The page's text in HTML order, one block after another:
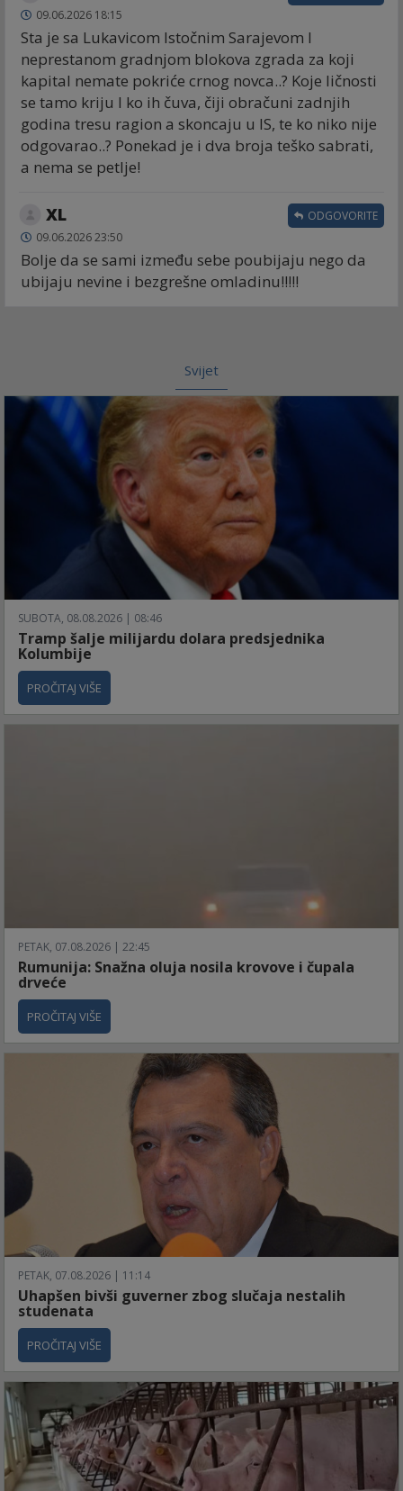
09.06.2026 18:15
Sta je sa Lukavicom Istočnim Sarajevom I
neprestanom gradnjom blokova zgrada za koji
kapital nemate pokriće crnog novca..? Koje ličnosti
se tamo kriju I ko ih čuva, čiji obračuni zadnjih
godina tresu ragion a skoncaju u IS, te ko niko nije
odgovarao..? Ponekad je i dva broja teško sabrati,
a nema se petlje!
XL
09.06.2026 23:50
Bolje da se sami između sebe poubijaju nego da
ubijaju nevine i bezgrešne omladinu!!!!!
ODGOVORITE
Svijet
SUBOTA, 08.08.2026 | 08:46
Tramp šalje milijardu dolara predsjednika
Kolumbije
PROČITAJ VIŠE
PETAK, 07.08.2026 | 22:45
Rumunija: Snažna oluja nosila krovove i čupala
drveće
PROČITAJ VIŠE
PETAK, 07.08.2026 | 11:14
Uhapšen bivši guverner zbog slučaja nestalih
studenata
PROČITAJ VIŠE